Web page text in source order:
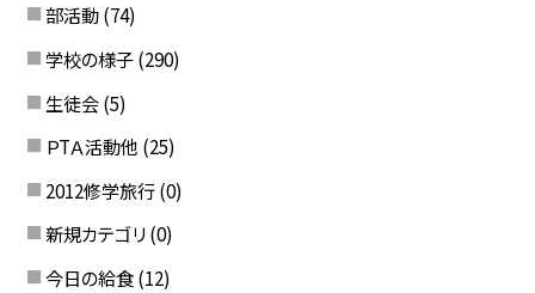
部活動 (74)
学校の様子 (290)
生徒会 (5)
ＰTＡ活動他 (25)
2012修学旅行 (0)
新規カテゴリ (0)
今日の給食 (12)